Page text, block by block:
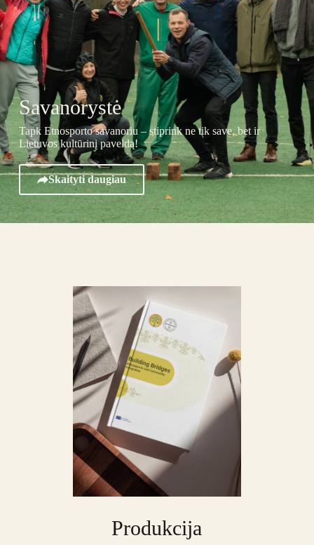
Savanorystė
Tapk Etnosporto savanoriu – stiprink ne tik save, bet ir
Lietuvos kultūrinį paveldą!
Skaityti daugiau
Produkcija